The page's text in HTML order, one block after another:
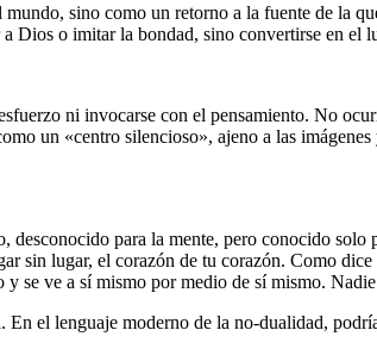
sino como un retorno a la fuente de la
Dios o imitar la bondad, sino convertirse en el
ni invocarse con el pensamiento. No
un «centro silencioso», ajeno a las
desconocido para la mente, pero conocido solo
sin lugar, el corazón de tu corazón. Como
se ve a sí mismo por medio de sí mismo.
el lenguaje moderno de la no-dualidad,